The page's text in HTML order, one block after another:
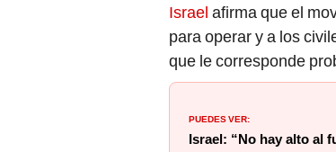
Israel afirma que el
para operar y a los
que le corresponde
PUEDES VER:
Israel: “No hay alto al